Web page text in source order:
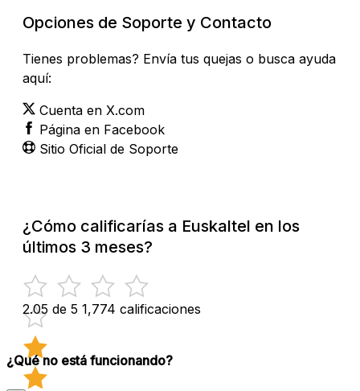
Opciones de Soporte y Contacto
Tienes problemas? Envía tus quejas o busca ayuda
aquí:
Cuenta en X.com
Página en Facebook
Sitio Oficial de Soporte
¿Cómo calificarías a Euskaltel en los
últimos 3 meses?
2.05 de 5 1,774 calificaciones
¿Qué no está funcionando?